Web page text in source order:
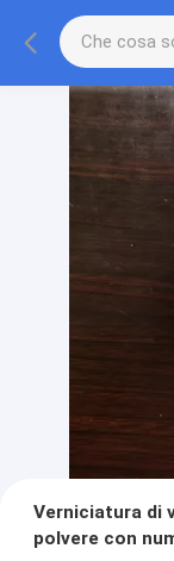
Verniciatura di
polvere con